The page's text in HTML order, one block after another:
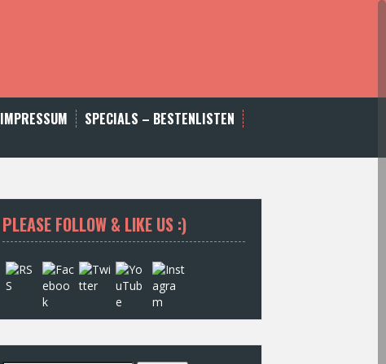
IMPRESSUM
SPECIALS – BESTENLISTEN
PLEASE FOLLOW & LIKE US :)